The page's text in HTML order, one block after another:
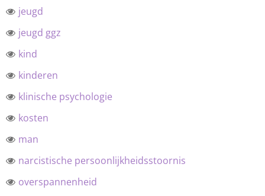
jeugd
jeugd ggz
kind
kinderen
klinische psychologie
kosten
man
narcistische persoonlijkheidsstoornis
overspannenheid